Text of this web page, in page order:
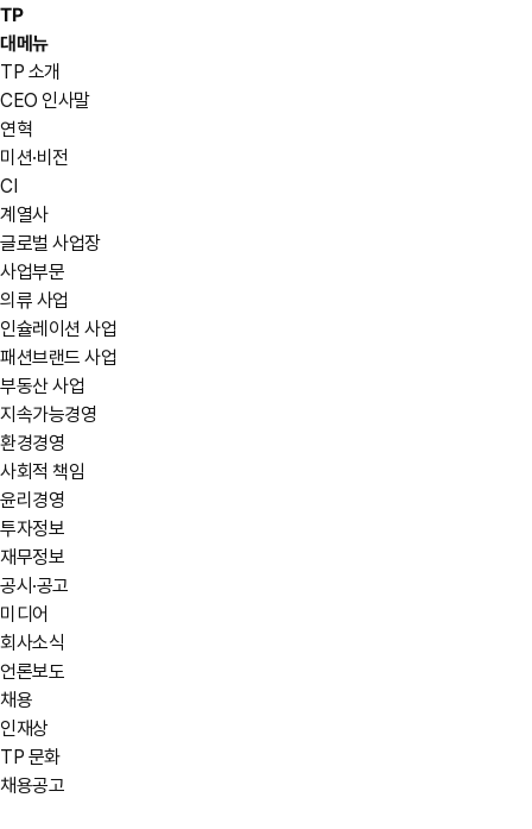
TP
대메뉴
TP 소개
CEO 인사말
연혁
미션·비전
CI
계열사
글로벌 사업장
사업부문
의류 사업
인슐레이션 사업
패션브랜드 사업
부동산 사업
지속가능경영
환경경영
사회적 책임
윤리경영
투자정보
재무정보
공시·공고
미디어
회사소식
언론보도
채용
인재상
TP 문화
채용공고